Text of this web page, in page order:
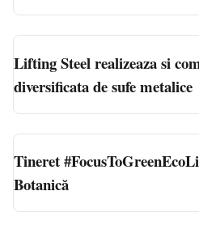
Lifting Steel realizeaza si
diversificata de sufe metalice
Tineret
Botanică